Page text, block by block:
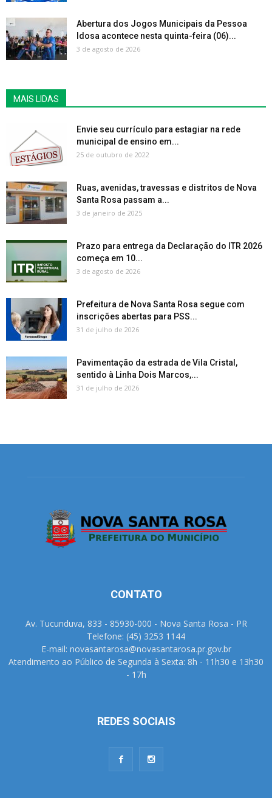
Abertura dos Jogos Municipais da Pessoa
Idosa acontece nesta quinta-feira (06)...
3 de agosto de 2026
MAIS LIDAS
Envie seu currículo para estagiar na rede
municipal de ensino em...
25 de outubro de 2022
Ruas, avenidas, travessas e distritos de Nova
Santa Rosa passam a...
3 de janeiro de 2025
Prazo para entrega da Declaração do ITR 2026
começa em 10...
3 de agosto de 2026
Prefeitura de Nova Santa Rosa segue com
inscrições abertas para PSS...
31 de julho de 2026
Pavimentação da estrada de Vila Cristal,
sentido à Linha Dois Marcos,...
31 de julho de 2026
CONTATO
Av. Tucunduva, 833 - 85930-000 - Nova Santa Rosa - PR
Telefone: (45) 3253 1144
E-mail: novasantarosa@novasantarosa.pr.gov.br
Atendimento ao Público de Segunda à Sexta: 8h - 11h30 e 13h30
- 17h
REDES SOCIAIS